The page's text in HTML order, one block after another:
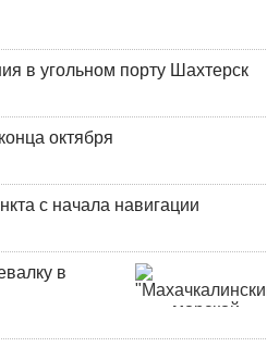
в угольном порту Шахтерск
октября
с начала навигации
в